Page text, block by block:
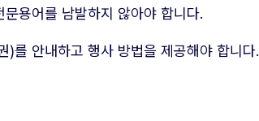
용어를 남발하지 않아야 합니다.
를 안내하고 행사 방법을 제공해야 합니다.